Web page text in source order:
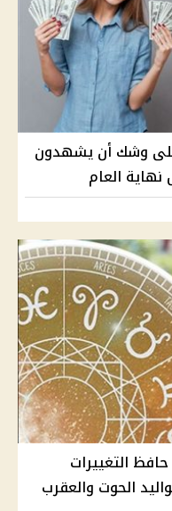
على وشك أن يشهدون
العام
التغييرات
الحوت والعقرب